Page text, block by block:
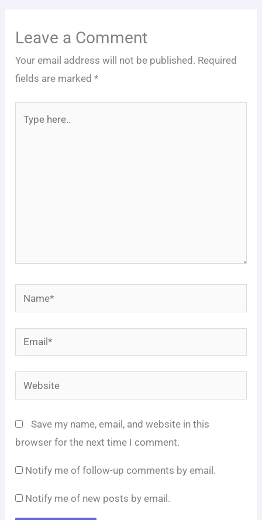
Leave a Comment
Your email address will not be published. Required
fields are marked*
Name*
Email*
Website
Save my name, email, and website in this
browser for the next time I comment.
Notify me of follow-up comments by email.
Notify me of new posts by email.